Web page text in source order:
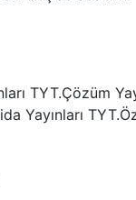
TYT.Çözüm
Yayınları